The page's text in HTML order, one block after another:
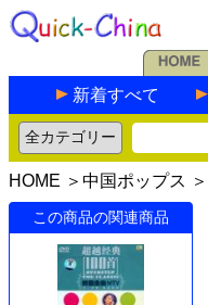
新着すべて
HOME ＞ 中国ポップス ＞
この商品の関連商品